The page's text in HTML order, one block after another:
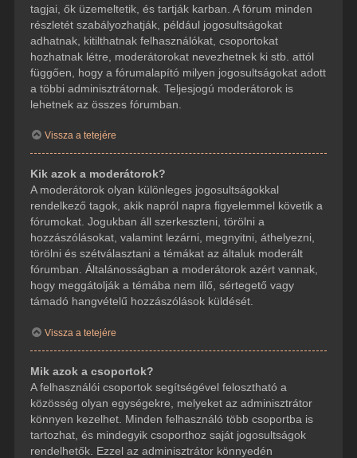
tagjai, ők üzemeltetik, és tartják karban. A fórum minden
részletét szabályozhatják, például jogosultságokat
adhatnak, kitilthatnak felhasználókat, csoportokat
hozhatnak létre, moderátorokat nevezhetnek ki stb. attól
függően, hogy a fórumalapító milyen jogosultságokat adott
a többi adminisztrátornak. Teljesjogú moderátorok is
lehetnek az összes fórumban.
Vissza a tetejére
Kik azok a moderátorok?
A moderátorok olyan különleges jogosultságokkal
rendelkező tagok, akik napról napra figyelemmel követik a
fórumokat. Jogukban áll szerkeszteni, törölni a
hozzászólásokat, valamint lezárni, megnyitni, áthelyezni,
törölni és szétválasztani a témákat az általuk moderált
fórumban. Általánosságban a moderátorok azért vannak,
hogy meggátolják a témába nem illő, sértegető vagy
támadó hangvételű hozzászólások küldését.
Vissza a tetejére
Mik azok a csoportok?
A felhasználói csoportok segítségével felosztható a
közösség olyan egységekre, melyeket az adminisztrátor
könnyen kezelhet. Minden felhasználó több csoportba is
tartozhat, és mindegyik csoporthoz saját jogosultságok
rendelhetők. Ezzel az adminisztrátor könnyedén